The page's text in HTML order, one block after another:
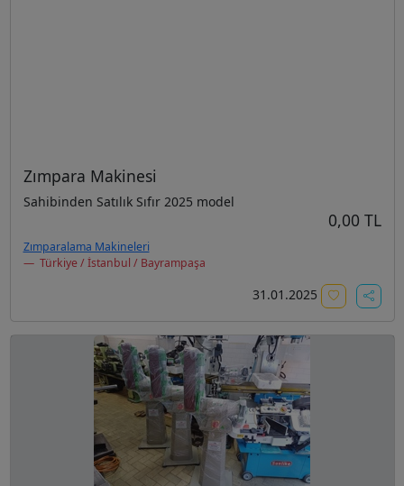
Zımpara Makinesi
Sahibinden Satılık Sıfır 2025 model
0,00 TL
Zımparalama Makineleri
Türkiye / İstanbul / Bayrampaşa
31.01.2025